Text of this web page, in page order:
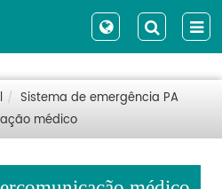
Sistema de emergência PA
médico